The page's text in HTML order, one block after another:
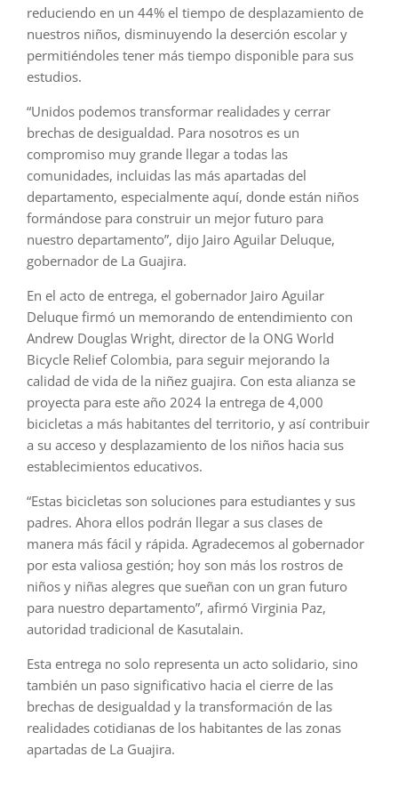
reduciendo en un 44% el tiempo de desplazamiento de
nuestros niños, disminuyendo la deserción escolar y
permitiéndoles tener más tiempo disponible para sus
estudios.
“Unidos podemos transformar realidades y cerrar
brechas de desigualdad. Para nosotros es un
compromiso muy grande llegar a todas las
comunidades, incluidas las más apartadas del
departamento, especialmente aquí, donde están niños
formándose para construir un mejor futuro para
nuestro departamento”, dijo Jairo Aguilar Deluque,
gobernador de La Guajira.
En el acto de entrega, el gobernador Jairo Aguilar
Deluque firmó un memorando de entendimiento con
Andrew Douglas Wright, director de la ONG World
Bicycle Relief Colombia, para seguir mejorando la
calidad de vida de la niñez guajira. Con esta alianza se
proyecta para este año 2024 la entrega de 4,000
bicicletas a más habitantes del territorio, y así contribuir
a su acceso y desplazamiento de los niños hacia sus
establecimientos educativos.
“Estas bicicletas son soluciones para estudiantes y sus
padres. Ahora ellos podrán llegar a sus clases de
manera más fácil y rápida. Agradecemos al gobernador
por esta valiosa gestión; hoy son más los rostros de
niños y niñas alegres que sueñan con un gran futuro
para nuestro departamento”, afirmó Virginia Paz,
autoridad tradicional de Kasutalain.
Esta entrega no solo representa un acto solidario, sino
también un paso significativo hacia el cierre de las
brechas de desigualdad y la transformación de las
realidades cotidianas de los habitantes de las zonas
apartadas de La Guajira.